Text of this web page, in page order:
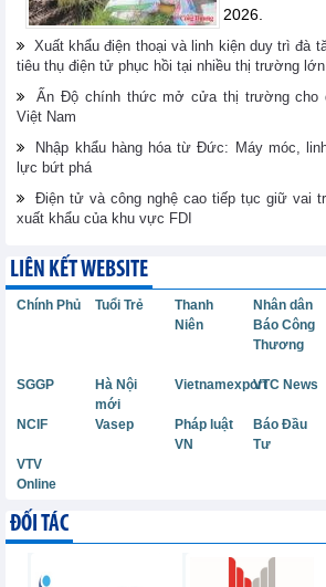
2026.
Xuất khẩu điện thoại và linh kiện duy trì đà
tiêu thụ điện tử phục hồi tại nhiều thị trường lớn
Ấn Độ chính thức mở cửa thị trường cho
Việt Nam
Nhập khẩu hàng hóa từ Đức: Máy móc,
lực bứt phá
Điện tử và công nghệ cao tiếp tục giữ vai
xuất khẩu của khu vực FDI
LIÊN KẾT WEBSITE
Chính Phủ Tuổi Trẻ
Thanh
Niên
Nhân dân
Báo Công
Thương
SGGP
Hà Nội
mới
VietnamexportVTC News
NCIF
Vasep
Pháp luật
VN
Báo Đầu
Tư
VTV
Online
ĐỐI TÁC